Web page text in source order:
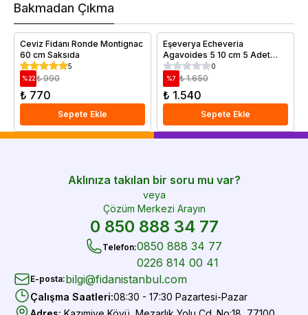
Bakmadan Çıkma
Ceviz Fidanı Ronde Montignac
60 cm Saksıda
5
%22 ₺ 990
₺ 770
Sepete Ekle
Eşeverya Echeveria
Agavoides 5 10 cm 5 Adet
Saksıda
0
%7 ₺ 1.650
₺ 1.540
Sepete Ekle
Aklınıza takılan bir soru mu var?
veya
Çözüm Merkezi Arayın
0 850 888 34 77
Telefon:0850 888 34 77
0226 814 00 41
E-posta:bilgi@fidanistanbul.com
Çalışma Saatleri:08:30 - 17:30 Pazartesi-Pazar